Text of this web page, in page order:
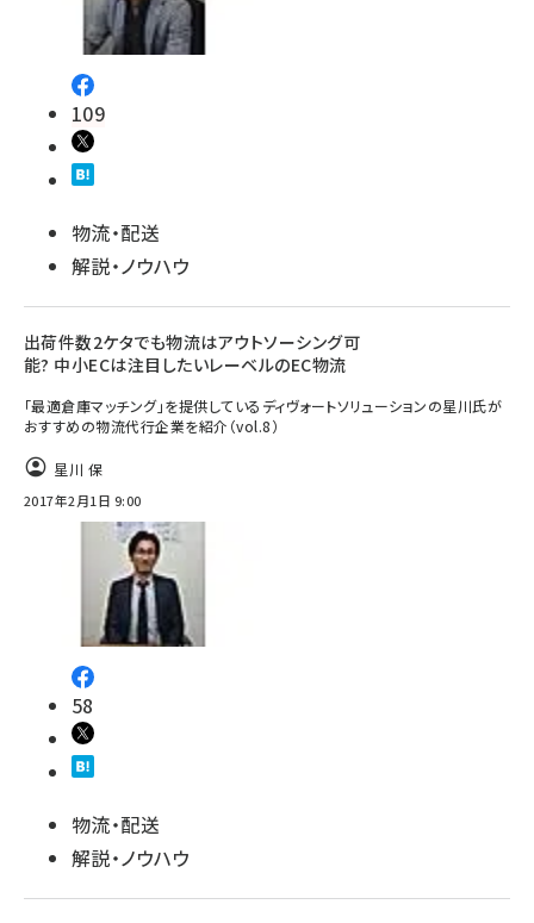
109
物流・配送
解説・ノウハウ
出荷件数2ケタでも物流はアウトソーシング可
能? 中小ECは注目したいレーベルのEC物流
「最適倉庫マッチング」を提供しているディヴォートソリューションの星川氏が
おすすめの物流代行企業を紹介（vol.8）
星川 保
2017年2月1日 9:00
58
物流・配送
解説・ノウハウ